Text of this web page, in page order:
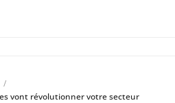
vont révolutionner votre secteur